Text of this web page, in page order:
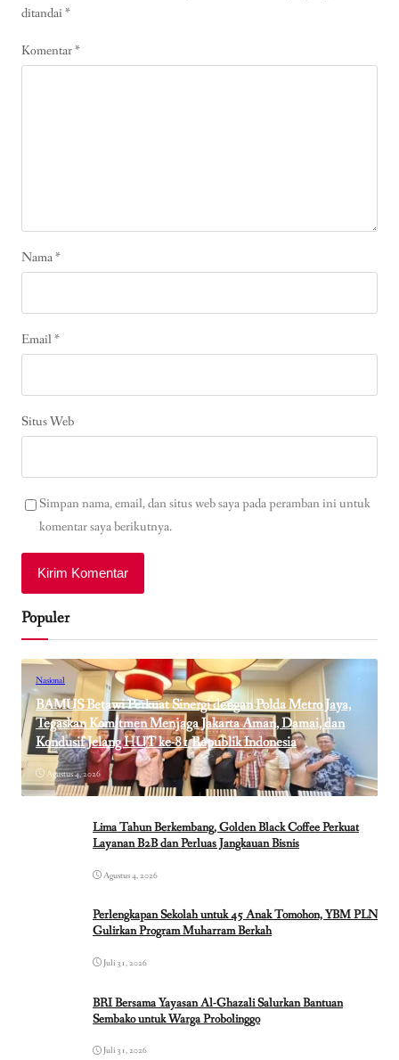
ditandai*
Komentar*
Nama*
Email*
Situs Web
Simpan nama, email, dan situs web saya pada peramban ini untuk
komentar saya berikutnya.
Populer
Nasional
BAMUS Betawi Perkuat Sinergi dengan Polda Metro Jaya,
Tegaskan Komitmen Menjaga Jakarta Aman, Damai, dan
Kondusif Jelang HUT ke-81 Republik Indonesia
Agustus 4, 2026
Lima Tahun Berkembang, Golden Black Coffee Perkuat
Layanan B2B dan Perluas Jangkauan Bisnis
Agustus 4, 2026
Perlengkapan Sekolah untuk 45 Anak Tomohon, YBM PLN
Gulirkan Program Muharram Berkah
Juli 31, 2026
BRI Bersama Yayasan Al-Ghazali Salurkan Bantuan
Sembako untuk Warga Probolinggo
Juli 31, 2026